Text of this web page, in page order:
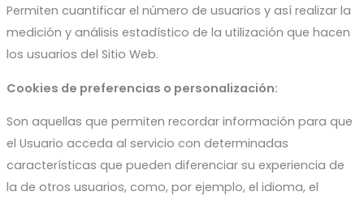
Permiten cuantificar el número de usuarios y así realizar la
medición y análisis estadístico de la utilización que hacen
los usuarios del Sitio Web.
Cookies de preferencias o personalización:
Son aquellas que permiten recordar información para que
el Usuario acceda al servicio con determinadas
características que pueden diferenciar su experiencia de
la de otros usuarios, como, por ejemplo, el idioma, el